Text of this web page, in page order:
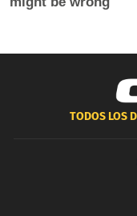
TODOS LOS